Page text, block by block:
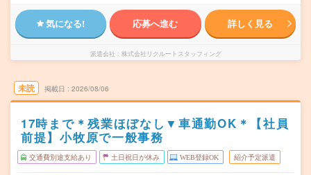
気になる! 応募へ進む 詳しく見る
派遣会社 株式会社リクルートスタッフィング
未読 掲載日 2026/08/06
17時まで＊残業ほぼなし▼車通勤OK＊【社員
前提】小牧原で一般事務
交通費別途支給あり 土日祝日が休み WEB登録OK 紹介予定派遣